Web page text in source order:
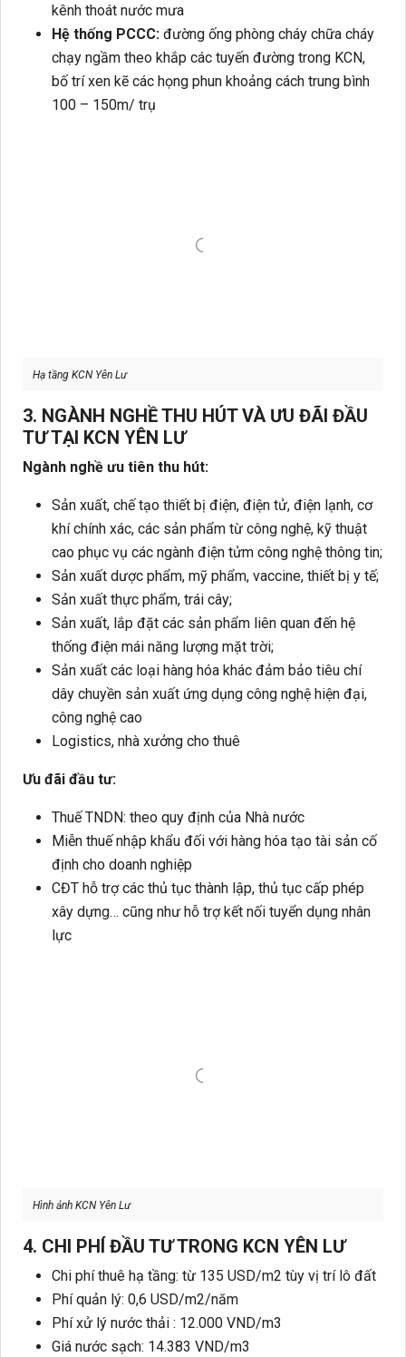
kênh thoát nước mưa
Hệ thống PCCC: đường ống phòng cháy chữa cháy
chạy ngầm theo khắp các tuyến đường trong KCN,
bố trí xen kẽ các họng phun khoảng cách trung bình
100 – 150m/ trụ
Hạ tầng KCN Yên Lư
3. NGÀNH NGHỀ THU HÚT VÀ ƯU ĐÃI ĐẦU
TƯ TẠI KCN YÊN LƯ
Ngành nghề ưu tiên thu hút:
Sản xuất, chế tạo thiết bị điện, điện tử, điện lạnh, cơ
khí chính xác, các sản phẩm từ công nghệ, kỹ thuật
cao phục vụ các ngành điện tửm công nghệ thông tin;
Sản xuất dược phẩm, mỹ phẩm, vaccine, thiết bị y tế;
Sản xuất thực phẩm, trái cây;
Sản xuất, lắp đặt các sản phẩm liên quan đến hệ
thống điện mái năng lượng mặt trời;
Sản xuất các loại hàng hóa khác đảm bảo tiêu chí
dây chuyền sản xuất ứng dụng công nghệ hiện đại,
công nghệ cao
Logistics, nhà xưởng cho thuê
Ưu đãi đầu tư:
Thuế TNDN: theo quy định của Nhà nước
Miễn thuế nhập khẩu đối với hàng hóa tạo tài sản cố
định cho doanh nghiệp
CĐT hỗ trợ các thủ tục thành lập, thủ tục cấp phép
xây dựng… cũng như hỗ trợ kết nối tuyển dụng nhân
lực
Hình ảnh KCN Yên Lư
4. CHI PHÍ ĐẦU TƯ TRONG KCN YÊN LƯ
Chi phí thuê hạ tầng: từ 135 USD/m2 tùy vị trí lô đất
Phí quản lý: 0,6 USD/m2/năm
Phí xử lý nước thải : 12.000 VND/m3
Giá nước sạch: 14.383 VND/m3